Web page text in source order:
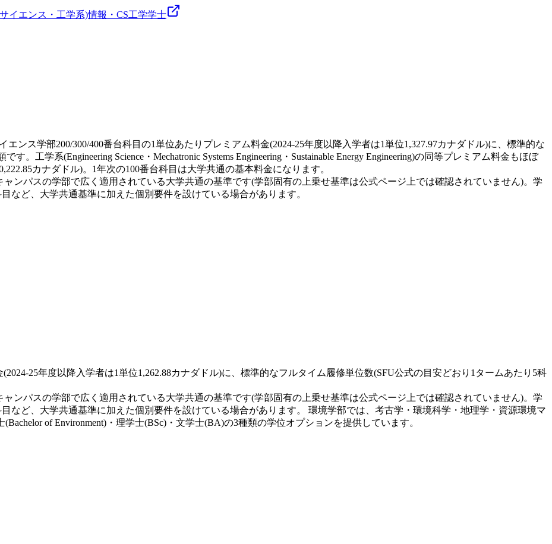
イエンス・工学系)情報・CS工学学士
エンス学部200/300/400番台科目の1単位あたりプレミアム料金(2024-25年度以降入学者は1単位1,327.97カナダドル)に、標準的な
。工学系(Engineering Science・Mechatronic Systems Engineering・Sustainable Energy Engineering)の同等プレミアム料金もほぼ
カナダドル)。1年次の100番台科目は大学共通の基本料金になります。
ンパスの学部で広く適用されている大学共通の基準です(学部固有の上乗せ基準は公式ページ上では確認されていません)。学
など、大学共通基準に加えた個別要件を設けている場合があります。
25年度以降入学者は1単位1,262.88カナダドル)に、標準的なフルタイム履修単位数(SFU公式の目安どおり1タームあたり5科
ンパスの学部で広く適用されている大学共通の基準です(学部固有の上乗せ基準は公式ページ上では確認されていません)。学
など、大学共通基準に加えた個別要件を設けている場合があります。 環境学部では、考古学・環境科学・地理学・資源環境マ
of Environment)・理学士(BSc)・文学士(BA)の3種類の学位オプションを提供しています。